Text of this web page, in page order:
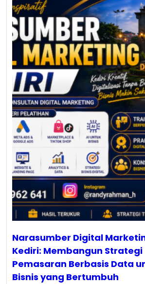
Narasumber Digital
Kediri: Membangun Strategi
Pemasaran Berbasis Data
Bisnis yang Bertumbuh